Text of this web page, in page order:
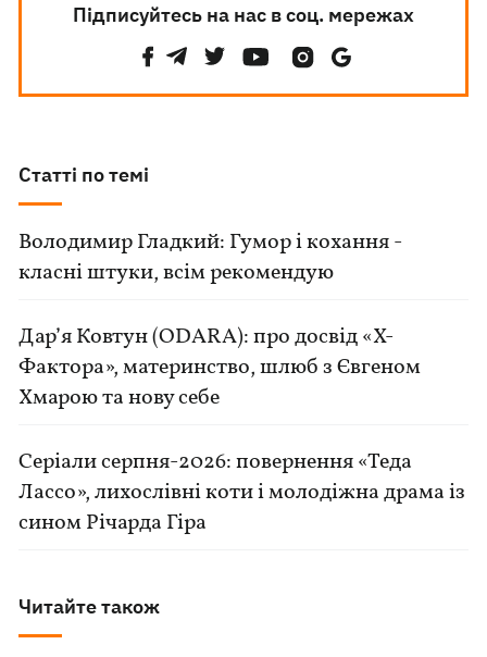
Підписуйтесь на нас в соц. мережах
Статті по темі
Володимир Гладкий: Гумор і кохання -
класні штуки, всім рекомендую
Дар’я Ковтун (ODARA): про досвід «Х-
Фактора», материнство, шлюб з Євгеном
Хмарою та нову себе
Серіали серпня-2026: повернення «Теда
Лассо», лихослівні коти і молодіжна драма із
сином Річарда Гіра
Читайте також